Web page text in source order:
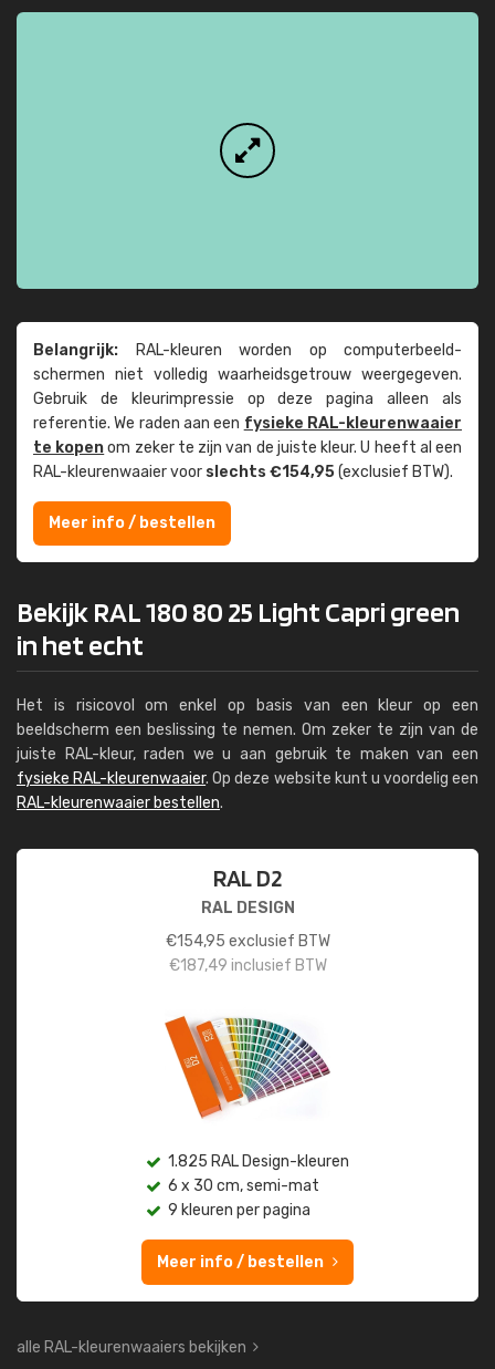
Belangrijk: RAL-kleuren worden op computer­beeld­
schermen niet volledig waarheids­­getrouw weer­gegeven.
Gebruik de kleur­impressie op deze pagina alleen als
referentie. We raden aan een fysieke RAL-kleuren­waaier
te kopenom zeker te zijn van de juiste kleur. U heeft al een
RAL-kleuren­waaier voor slechts €154,95(exclusief BTW).
Meer info / bestellen
Bekijk RAL 180 80 25 Light Capri green
in het echt
Het is risicovol om enkel op basis van een kleur op een
beeldscherm een beslissing te nemen. Om zeker te zijn van de
juiste RAL-kleur, raden we u aan gebruik te maken van een
fysieke RAL-kleurenwaaier. Op deze website kunt u voordelig een
RAL-kleurenwaaier bestellen.
RAL D2
RAL DESIGN
€154,95 exclusief BTW
€187,49 inclusief BTW
1.825 RAL Design-kleuren
6 x 30 cm, semi-mat
9 kleuren per pagina
Meer info / bestellen
alle RAL-kleurenwaaiers bekijken